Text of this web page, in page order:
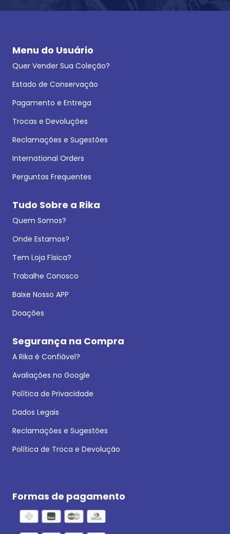
Menu do Usuário
Quer Vender Sua Coleção?
Estado de Conservação
Pagamento e Entrega
Trocas e Devoluções
Reclamações e Sugestões
International Orders
Perguntas Frequentes
Tudo Sobre a Rika
Quem Somos?
Onde Estamos?
Tem Loja Física?
Trabalhe Conosco
Baixe Nosso APP
Doações
Segurança na Compra
A Rika é Confiável?
Avaliações no Google
Política de Privacidade
Dados Legais
Reclamações e Sugestões
Política de Troca e Devolução
Formas de pagamento